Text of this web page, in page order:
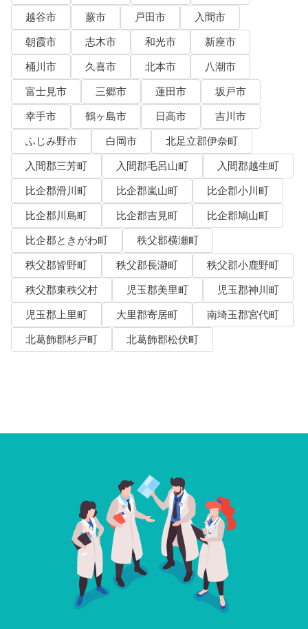
越谷市
蕨市 戸田市
入間市
朝霞市
志木市 和光市
新座市
桶川市
久喜市 北本市
八潮市
富士見市
三郷市 蓮田市
坂戸市
幸手市
鶴ヶ島市 日高市
吉川市
ふじみ野市
白岡市
北足立郡伊奈町
入間郡三芳町
入間郡毛呂山町
入間郡越生町
比企郡滑川町
比企郡嵐山町
比企郡小川町
比企郡川島町
比企郡吉見町
比企郡鳩山町
比企郡ときがわ町
秩父郡横瀬町
秩父郡皆野町
秩父郡長瀞町
秩父郡小鹿野町
秩父郡東秩父村
児玉郡美里町
児玉郡神川町
児玉郡上里町
大里郡寄居町
南埼玉郡宮代町
北葛飾郡杉戸町
北葛飾郡松伏町